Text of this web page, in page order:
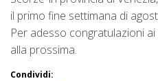
il primo fine settimana di
Per adesso congratulazioni
alla prossima.
Condividi: